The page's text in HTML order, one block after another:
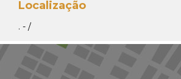
Localização
. - /